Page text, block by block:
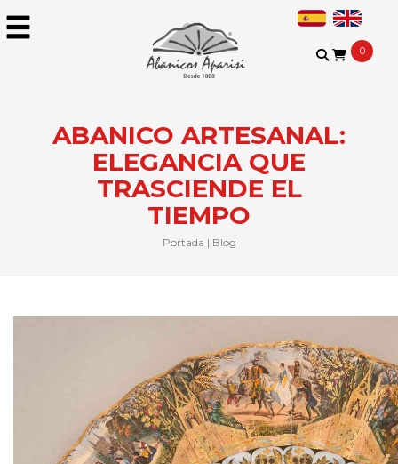
0
ABANICO ARTESANAL:
ELEGANCIA QUE
TRASCIENDE EL
TIEMPO
Portada | Blog